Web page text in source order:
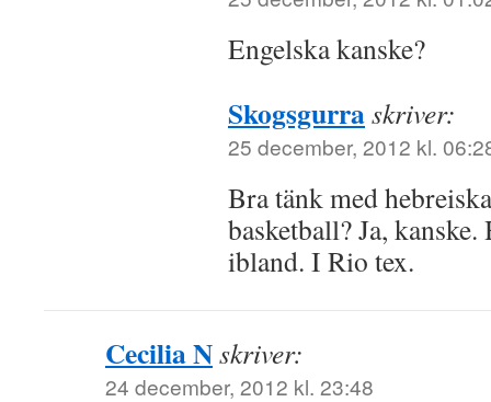
Engelska kanske?
Skogsgurraskriver:
25 december, 2012 kl.
Bra tänk med
basketball? Ja,
ibland. I Rio tex.
Cecilia Nskriver:
24 december, 2012 kl. 23:48